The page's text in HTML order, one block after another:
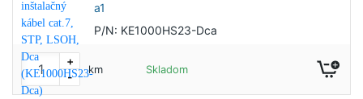
a1
P/N: KE1000HS23-Dca
+
-
km Skladom